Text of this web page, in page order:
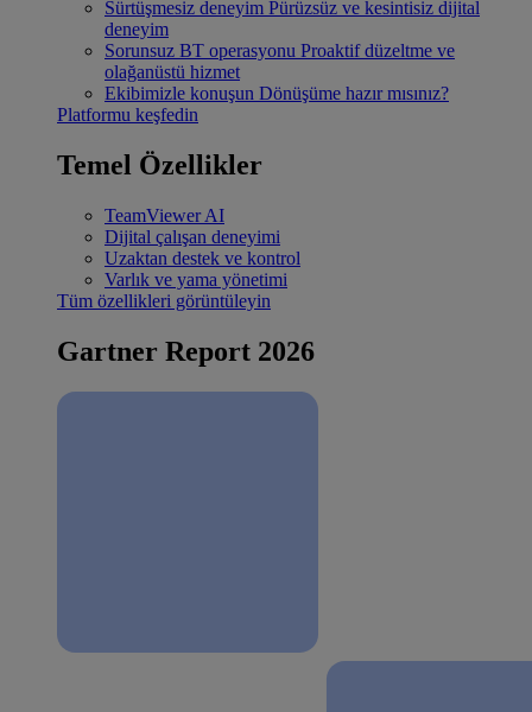
Sürtüşmesiz deneyim Pürüzsüz ve kesintisiz dijital
deneyim
Sorunsuz BT operasyonu Proaktif düzeltme ve
olağanüstü hizmet
Ekibimizle konuşun Dönüşüme hazır mısınız?
Platformu keşfedin
Temel Özellikler
TeamViewer AI
Dijital çalışan deneyimi
Uzaktan destek ve kontrol
Varlık ve yama yönetimi
Tüm özellikleri görüntüleyin
Gartner Report 2026